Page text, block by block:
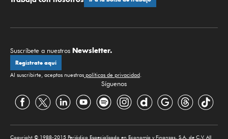
Suscríbete a nuestros Newsletter.
Regístrate aquí
Al suscribirte, aceptas nuestras políticas de privacidad.
Síguenos
Copyright © 1988-2015 Periódico Especializado en Economía y Finanzas, S.A. de C.V. All